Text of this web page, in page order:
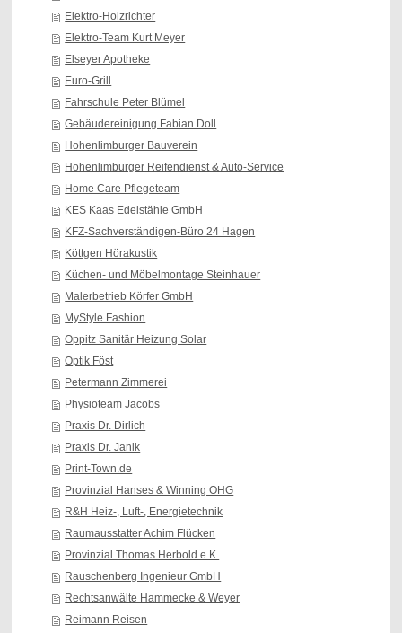
Elektro-Holzrichter
Elektro-Team Kurt Meyer
Elseyer Apotheke
Euro-Grill
Fahrschule Peter Blümel
Gebäudereinigung Fabian Doll
Hohenlimburger Bauverein
Hohenlimburger Reifendienst & Auto-Service
Home Care Pflegeteam
KES Kaas Edelstähle GmbH
KFZ-Sachverständigen-Büro 24 Hagen
Köttgen Hörakustik
Küchen- und Möbelmontage Steinhauer
Malerbetrieb Körfer GmbH
MyStyle Fashion
Oppitz Sanitär Heizung Solar
Optik Föst
Petermann Zimmerei
Physioteam Jacobs
Praxis Dr. Dirlich
Praxis Dr. Janik
Print-Town.de
Provinzial Hanses & Winning OHG
R&H Heiz-, Luft-, Energietechnik
Raumausstatter Achim Flücken
Provinzial Thomas Herbold e.K.
Rauschenberg Ingenieur GmbH
Rechtsanwälte Hammecke & Weyer
Reimann Reisen